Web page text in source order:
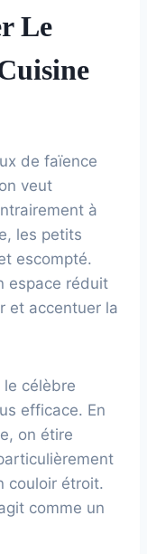
Le
de faïence
veut
à
les petits
escompté.
espace réduit
et accentuer la
célèbre
efficace. En
on étire
couloir étroit.
comme un